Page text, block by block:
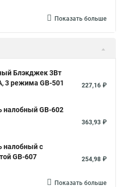
Показать больше
Блэкджек 3Вт
3 режима GB-501
227,16 ₽
налобный GB-602
363,93 ₽
налобный с
GB-607
254,98 ₽
Показать больше